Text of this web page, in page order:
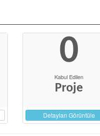
0
Kabul Edilen
Proje
Detayları Görüntüle